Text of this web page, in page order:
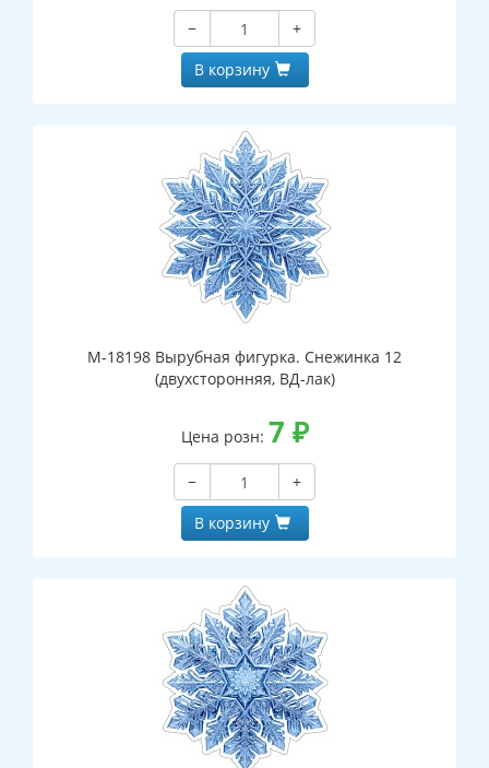
−
+
В корзину
М-18198 Вырубная фигурка. Снежинка 12
(двухсторонняя, ВД-лак)
Цена розн: 7 ₽
−
+
В корзину